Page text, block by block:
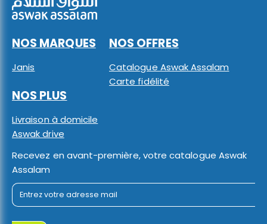
NOS MARQUES
Janis
NOS OFFRES
Catalogue Aswak Assalam
Carte fidélité
NOS PLUS
Livraison à domicile
Aswak drive
Recevez en avant-première, votre catalogue Aswak
Assalam